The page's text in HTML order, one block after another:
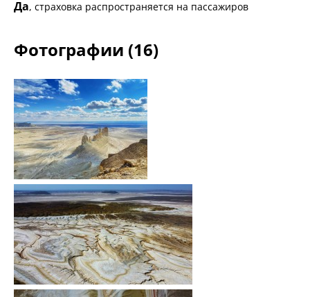
Да, страховка распространяется на пассажиров
Фотографии (16)